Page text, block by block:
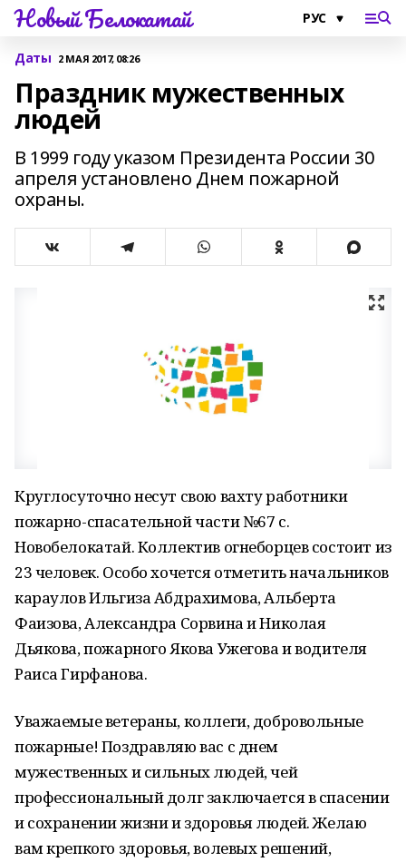
Новый Белокатай
Даты 2 МАЯ 2017, 08:26
Праздник мужественных
людей
В 1999 году указом Президента России 30
апреля установлено Днем пожарной
охраны.
Круглосуточно несут свою вахту работники
пожарно-спасательной части №67 с.
Новобелокатай. Коллектив огнеборцев состоит из
23 человек. Особо хочется отметить начальников
караулов Ильгиза Абдрахимова, Альберта
Фаизова, Александра Сорвина и Николая
Дьякова, пожарного Якова Ужегова и водителя
Раиса Гирфанова.
Уважаемые ветераны, коллеги, добровольные
пожарные! Поздравляю вас с днем
мужественных и сильных людей, чей
профессиональный долг заключается в спасении
и сохранении жизни и здоровья людей. Желаю
вам крепкого здоровья, волевых решений,